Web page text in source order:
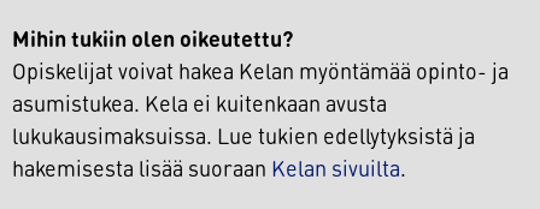
Mihin tukiin olen oikeutettu?
Opiskelijat voivat hakea Kelan myöntämää opinto- ja
asumistukea. Kela ei kuitenkaan avusta
lukukausimaksuissa. Lue tukien edellytyksistä ja
hakemisesta lisää suoraan Kelan sivuilta.